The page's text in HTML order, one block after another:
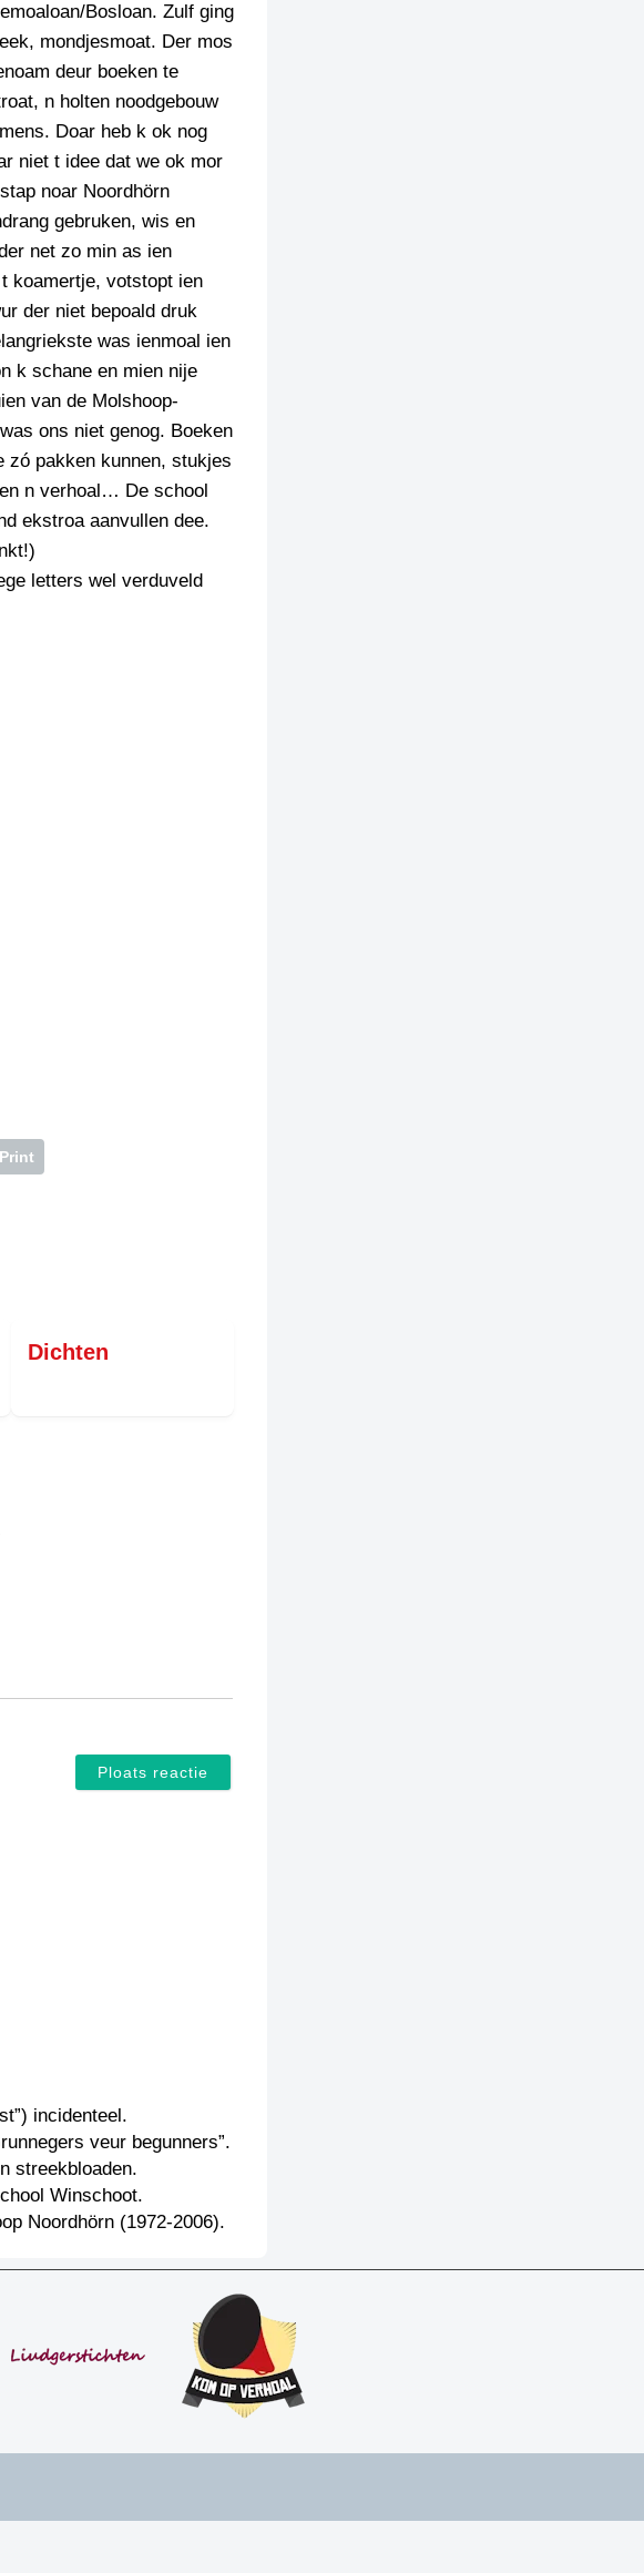
Bosloan. Zulf ging
mondjesmoat. Der mos
deur boeken te
n holten noodgebouw
Doar heb k ok nog
niet t idee dat we ok mor
noar Noordhörn
gebruken, wis en
net zo min as ien
koamertje, votstopt ien
der niet bepoald druk
was ienmoal ien
k schane en mien nije
van de Molshoop-
ons niet genog. Boeken
zó pakken kunnen, stukjes
n verhoal… De school
ekstroa aanvullen dee.
letters wel verduveld
Print
Dichten
incidenteel.
veur begunners”.
streekbloaden.
Winschoot.
Noordhörn (1972-2006).